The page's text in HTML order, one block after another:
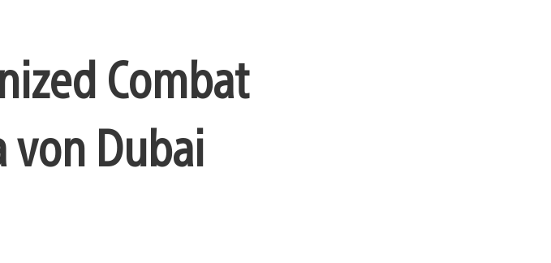
Combat
von Dubai